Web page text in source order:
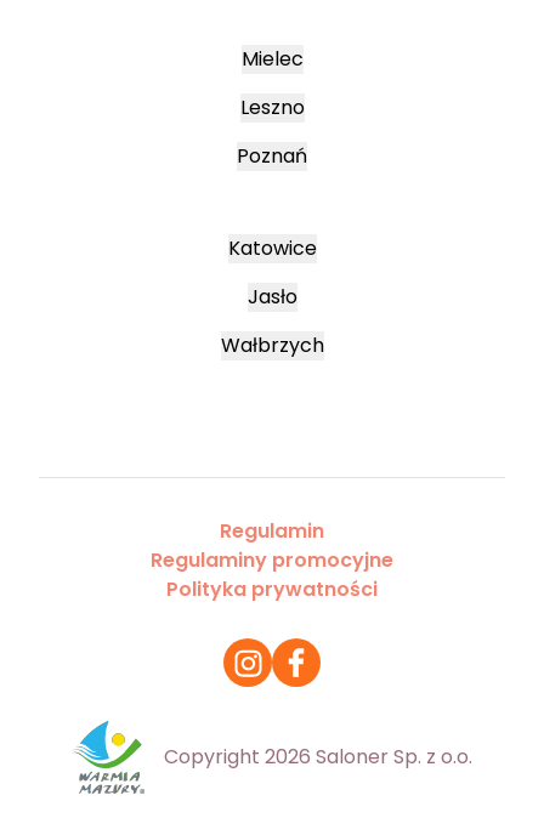
Mielec
Leszno
Poznań
Katowice
Jasło
Wałbrzych
Regulamin
Regulaminy promocyjne
Polityka prywatności
Copyright 2026 Saloner Sp. z o.o.